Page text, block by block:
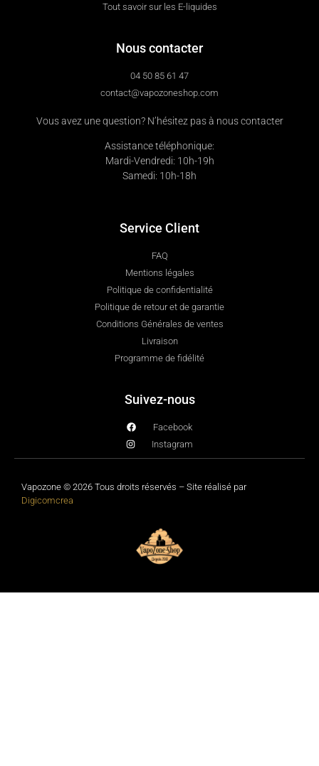
Tout savoir sur les E-liquides
Nous contacter
04 50 85 61 47
contact@vapozoneshop.com
Vous avez une question? N’hésitez pas à nous contacter
Assistance téléphonique:
Mardi-Vendredi: 10h-19h
Samedi: 10h-18h
Service Client
FAQ
Mentions légales
Politique de confidentialité
Politique de retour et de garantie
Conditions Générales de ventes
Livraison
Programme de fidélité
Suivez-nous
Facebook
Instagram
Vapozone © 2026 Tous droits réservés – Site réalisé par
Digicomcrea